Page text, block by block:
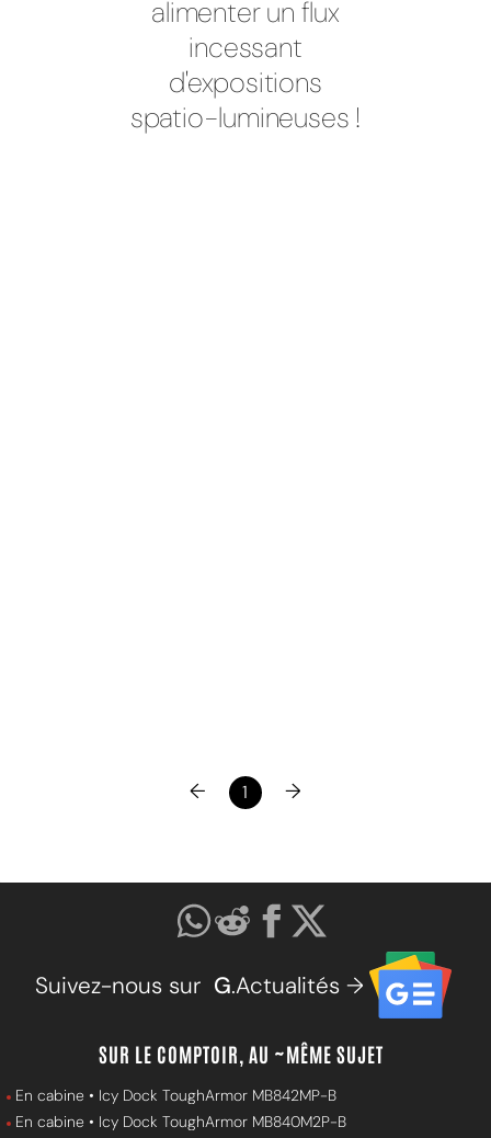
alimenter un flux
incessant
d'expositions
spatio-lumineuses !
← 1 →
Suivez-nous sur G.Actualités →
SUR LE COMPTOIR, AU ~MÊME SUJET
En cabine • Icy Dock ToughArmor MB842MP-B
En cabine • Icy Dock ToughArmor MB840M2P-B